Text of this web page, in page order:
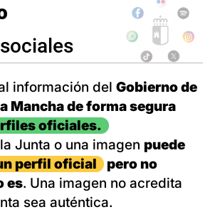
información del Gobierno de
Mancha de forma segura
oficiales.
Junta o una imagen puede
perfil oficial
pero no
es. Una imagen no acredita
sea auténtica.